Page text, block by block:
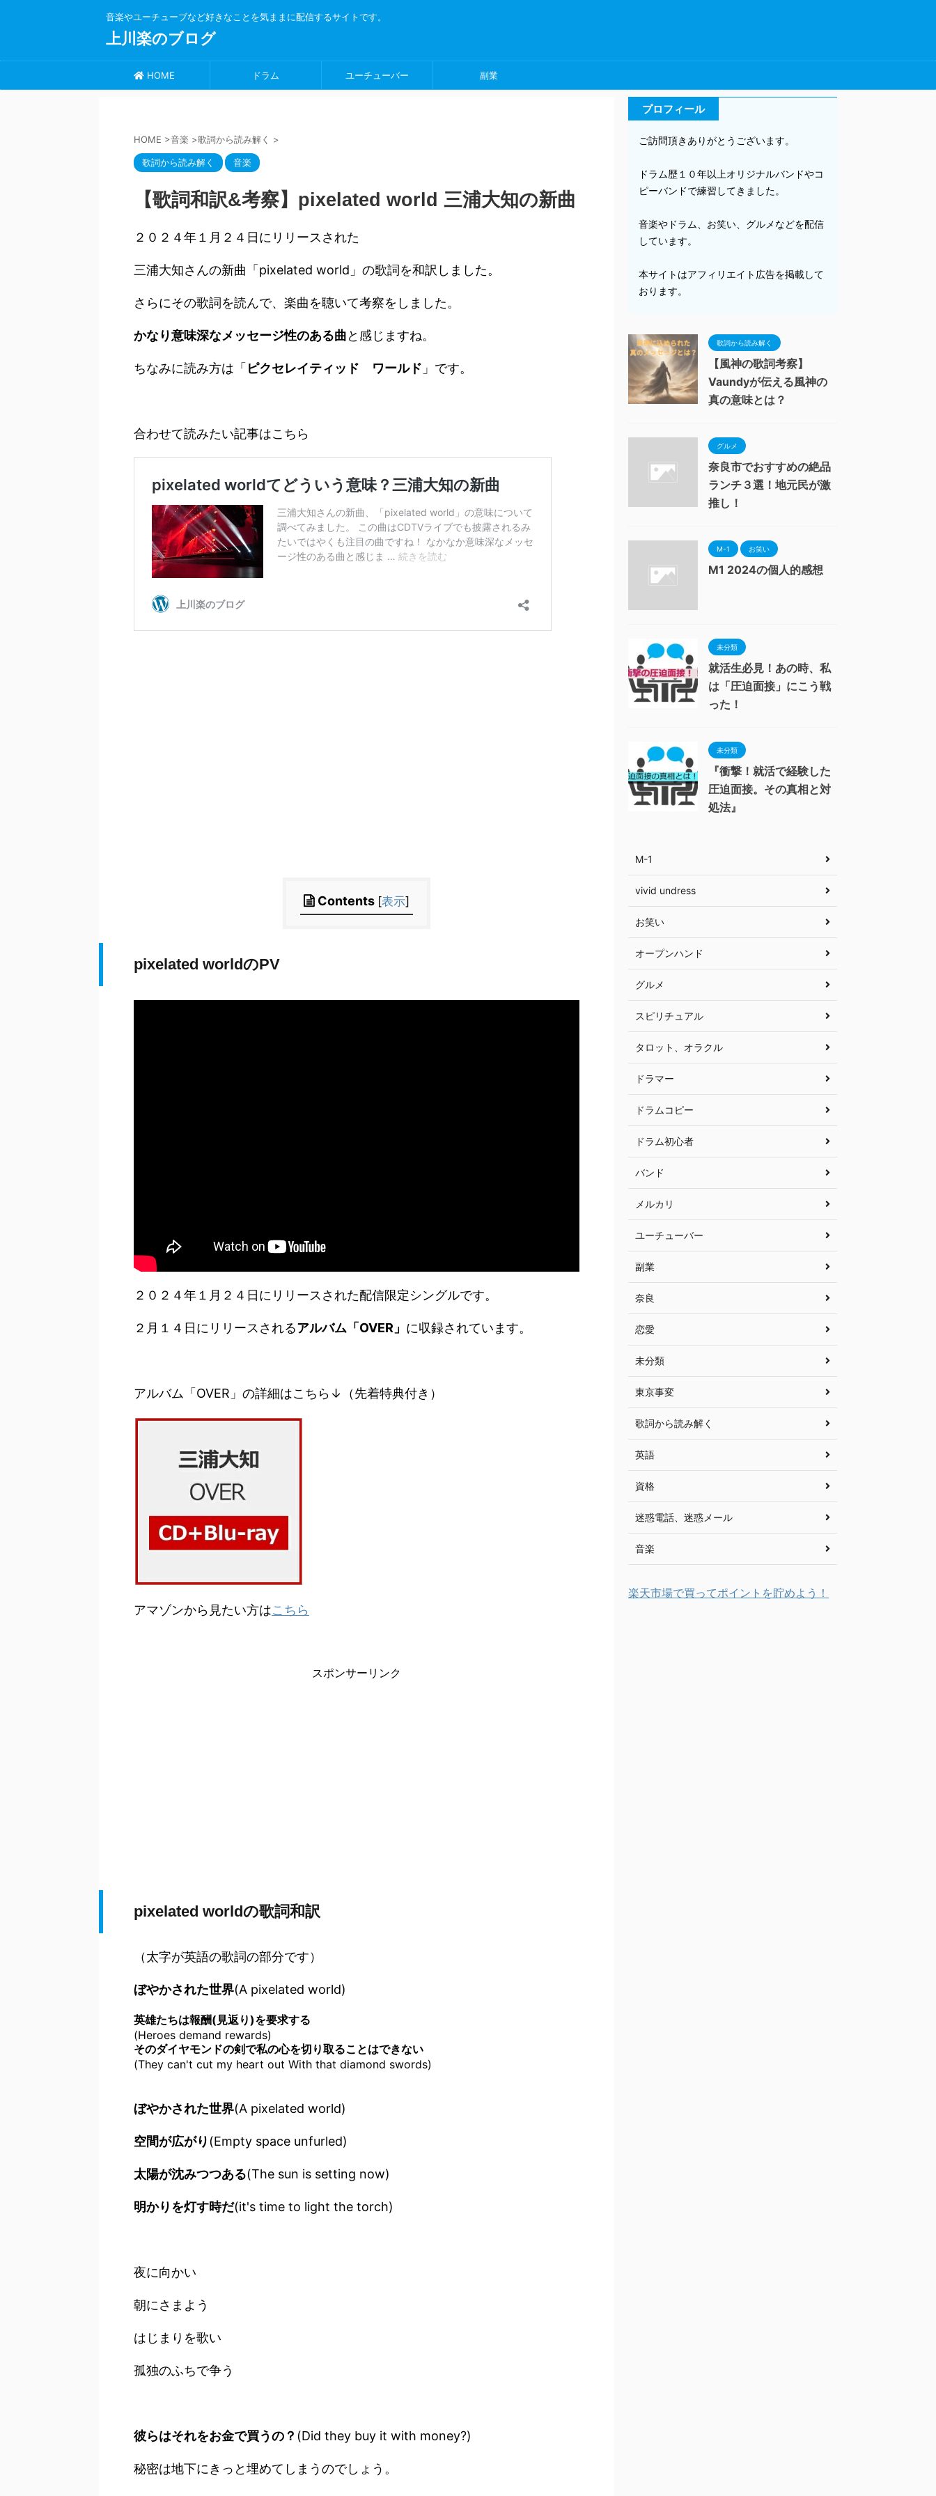
音楽やユーチューブなど好きなことを気ままに配信するサイトです。
上川楽のブログ
HOME ドラム ユーチューバー 副業
HOME >音楽 >歌詞から読み解く >
歌詞から読み解く 音楽
【歌詞和訳&考察】pixelated world 三浦大知の新曲
２０２４年１月２４日にリリースされた
三浦大知さんの新曲「pixelated world」の歌詞を和訳しました。
さらにその歌詞を読んで、楽曲を聴いて考察をしました。
かなり意味深なメッセージ性のある曲と感じますね。
ちなみに読み方は「 ピクセレイティッド ワールド 」です。
合わせて読みたい記事はこちら
Contents [表示]
pixelated worldのPV
２０２４年１月２４日にリリースされた配信限定シングルです。
２月１４日にリリースされるアルバム「OVER」 に収録されています。
アルバム「OVER」の詳細はこちら↓（先着特典付き）
アマゾンから見たい方はこちら
スポンサーリンク
pixelated worldの歌詞和訳
（太字が英語の歌詞の部分です）
ぼやかされた世界(A pixelated world)
(Heroes demand rewards)
(They can't cut my heart out With that diamond swords)
ぼやかされた世界(A pixelated world)
空間が広がり (Empty space unfurled)
太陽が沈みつつある(The sun is setting now)
明かりを灯す時だ(it's time to light the torch)
夜に向かい
朝にさまよう
はじまりを歌い
孤独のふちで争う
彼らはそれをお金で買うの？ (Did they buy it with money?)
秘密は地下にきっと埋めてしまうのでしょう。
プロフィール
ご訪問頂きありがとうございます。
ドラム歴１０年以上オリジナルバンドやコ
ピーバンドで練習してきました。
音楽やドラム、お笑い、グルメなどを配信
しています。
本サイトはアフィリエイト広告を掲載して
おります。
歌詞から読み解く
【風神の歌詞考察】
Vaundyが伝える風神の
真の意味とは？
グルメ
奈良市でおすすめの絶品
ランチ３選！地元民が激
推し！
M-1 お笑い
M1 2024の個人的感想
未分類
就活生必見！あの時、私
は「圧迫面接」にこう戦
った！
未分類
『衝撃！就活で経験した
圧迫面接。その真相と対
処法』
M-1
vivid undress
お笑い
オープンハンド
グルメ
スピリチュアル
タロット、オラクル
ドラマー
ドラムコピー
ドラム初心者
バンド
メルカリ
ユーチューバー
副業
奈良
恋愛
未分類
東京事変
歌詞から読み解く
英語
資格
迷惑電話、迷惑メール
音楽
楽天市場で買ってポイントを貯めよう！